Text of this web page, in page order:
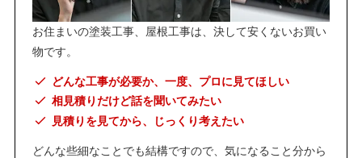
お住まいの塗装工事、屋根工事は、決して安くないお買い
物です。
どんな工事が必要か、一度、プロに見てほしい
相見積りだけど話を聞いてみたい
見積りを見てから、じっくり考えたい
どんな些細なことでも結構ですので、気になること分から